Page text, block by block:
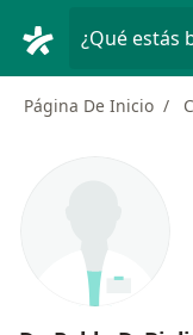
¿Qué estás
Página De Inicio